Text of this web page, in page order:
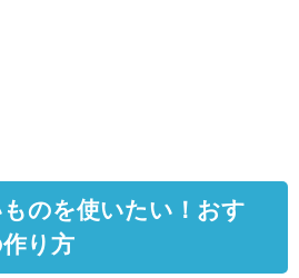
のを使いたい！おす
り方